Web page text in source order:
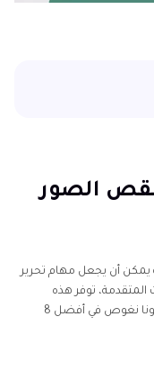
على الكمبيوتر
7 أدوات لقص الصور
يمكن أن يجعل مهام تحرير
توفر هذه
الأدوات المجانية مجموعة رائعة من الوظائف. دعونا نغوص في أفضل 8